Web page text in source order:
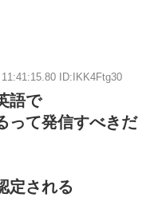
ID:IKK4Ftg30
語で
って発信すべきだ
定される